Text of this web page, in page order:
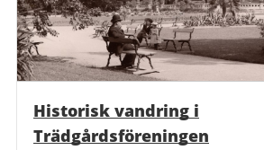
Historisk vandring i
Trädgårdsföreningen